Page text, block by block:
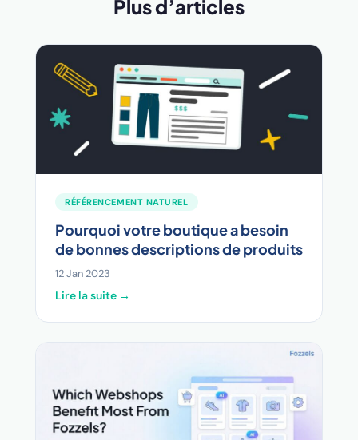
Plus d’articles
RÉFÉRENCEMENT NATUREL
Pourquoi votre boutique a besoin
de bonnes descriptions de produits
12 Jan 2023
Lire la suite →